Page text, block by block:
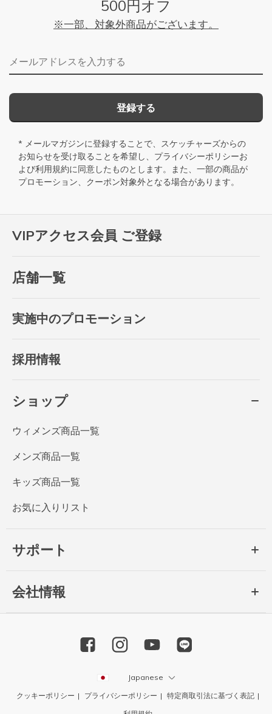
VIPアクセス会員 ご登録
店舗一覧
実施中のプロモーション
採用情報
ショップ
ウィメンズ商品一覧
メンズ商品一覧
キッズ商品一覧
お気に入りリスト
サポート
会社情報
500円オフ
※一部、対象外商品がございます。
メールアドレス
登録する
* メールマガジンに登録することで、スケッチャーズからの
お知らせを受け取ることを希望し、 プライバシーポリシーお
よび利用規約に同意したものとします。また、一部の商品が
プロモーション、クーポン対象外となる場合があります。
Japanese
クッキーポリシー プライバシーポリシー
特定商取引法に基づく表記